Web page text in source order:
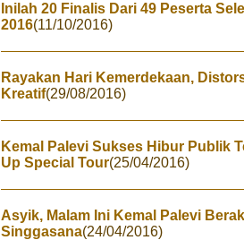
Inilah 20 Finalis Dari 49 Peserta
2016(11/10/2016)
Rayakan Hari Kemerdekaan,
Kreatif(29/08/2016)
Kemal Palevi Sukses Hibur Publik
Up Special Tour(25/04/2016)
Asyik, Malam Ini Kemal Palevi
Singgasana(24/04/2016)